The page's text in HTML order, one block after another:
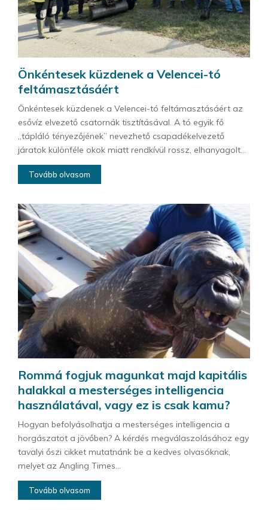
Önkéntesek küzdenek a Velencei-tó
feltámasztásáért
Önkéntesek küzdenek a Velencei-tó feltámasztásáért az
esővíz elvezető csatornák tisztításával. A tó egyik fő
„tápláló tényezőjének” nevezhető csapadékelvezető
járatok különféle okok miatt rendkívül rossz, elhanyagolt...
Tovább olvasom
Rommá fogjuk magunkat majd kapitális
halakkal a mesterséges intelligencia
használatával, vagy ez is csak kamu?
Hogyan befolyásolhatja a mesterséges intelligencia a
horgászatot a jövőben? A kérdés megválaszolásához egy
tavalyi őszi cikket mutatnánk be a kedves olvasóknak,
melyet az Angling Times...
Tovább olvasom